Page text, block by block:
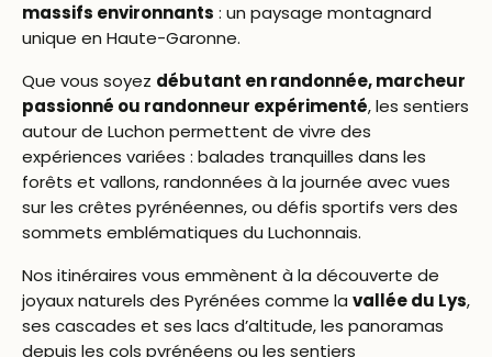
massifs environnants : un paysage montagnard
unique en Haute-Garonne.
Que vous soyez débutant en randonnée, marcheur
passionné ou randonneur expérimenté, les sentiers
autour de Luchon permettent de vivre des
expériences variées : balades tranquilles dans les
forêts et vallons, randonnées à la journée avec vues
sur les crêtes pyrénéennes, ou défis sportifs vers des
sommets emblématiques du Luchonnais.
Nos itinéraires vous emmènent à la découverte de
joyaux naturels des Pyrénées comme la vallée du Lys,
ses cascades et ses lacs d’altitude, les panoramas
depuis les cols pyrénéens ou les sentiers